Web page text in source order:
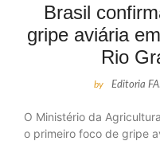
Brasil
gripe aviária
Rio
by Editoria
O Ministério da
o primeiro foco de gripe